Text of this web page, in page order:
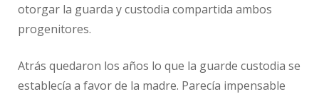
otorgar la guarda y custodia compartida ambos
progenitores.
Atrás quedaron los años lo que la guarde custodia se
establecía a favor de la madre. Parecía impensable